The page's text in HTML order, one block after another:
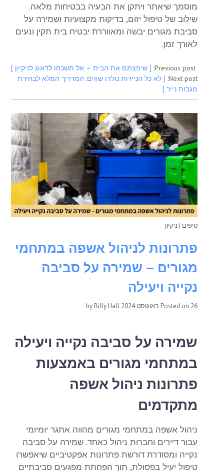
מוסמך שיאתר ויתקן את הבעיה בבטיחות מלאה.
שילוב של טיפול יזום, בדיקות מקצועיות ושמירה על
סביבת מגורים יבשה ומאווררת יבטיח בית תקין ונעים
לאורך זמן.
Previous post: [ שיפצתם את הבית – אל תשכחו לדאוג לניקיון ]
Next post: [ לא כל הניירות נולדו שווים: המדריך המלא לבחירת
מגבות נייר ]
טיפים | ניקיון
פתרונות לניהול אשפה במתחמי
מגורים – שמירה על סביבה
נקייה ויעילה
Posted on 26 באוגוסט 2024 by
Billy Hall
שמירה על סביבה נקייה ויעילה
במתחמי מגורים באמצעות
פתרונות ניהול אשפה
מתקדמים
ניהול אשפה במתחמי מגורים מהווה אתגר יומיומי
עבור דיירים וחברות ניהול כאחד. שמירה על סביבה
נקייה ומסודרת דורשת פתרונות אפקטיביים שיאפשרו
טיפול יעיל בפסולת, תוך הפחתת מפגעים סביבתיים